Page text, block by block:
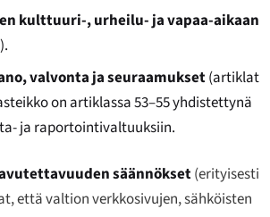
kulttuuri-, urheilu- ja vapaa-aikaan
valvonta ja seuraamukset(artiklat
on artiklassa 53–55 yhdistettynä
ja raportointivaltuuksiin.
säännökset(erityisesti
että valtion verkkosivujen, sähköisten